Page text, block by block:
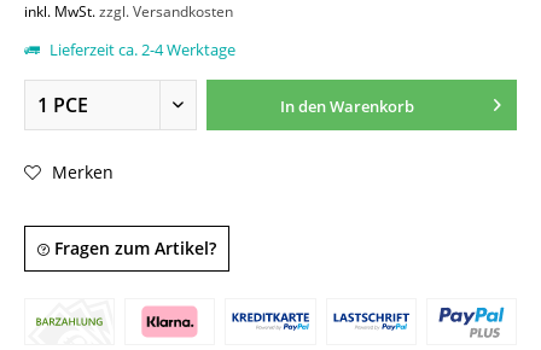
inkl. MwSt.zzgl. Versandkosten
Lieferzeit ca. 2-4 Werktage
In denWarenkorb
Merken
Fragen zum Artikel?